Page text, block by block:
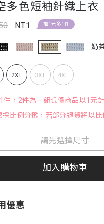
多色短袖針織上衣
NT.1 加1元多1件
奶
2XL 3XL 4XL
件，2件為一組低價商品以1元
採比例分攤，若部分退貨將以比
請先選擇尺寸
加入購物車
優惠